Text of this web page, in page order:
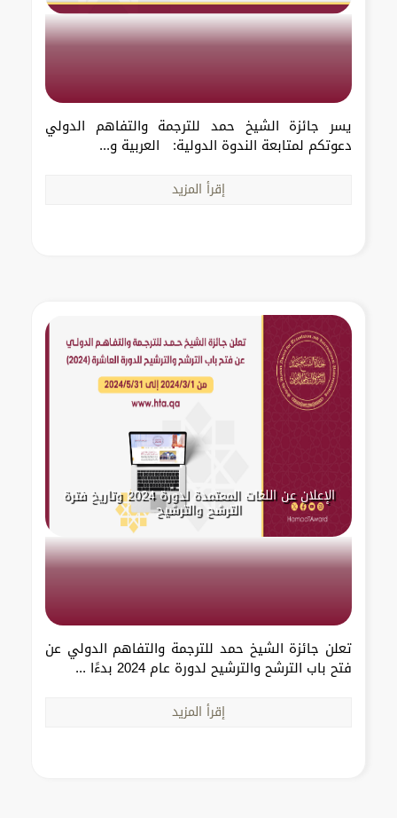
يسر جائزة الشيخ حمد للترجمة والتفاهم الدولي
دعوتكم لمتابعة الندوة الدولية: العربية و...
إقرأ المزيد
الإعلان عن اللغات المعتمدة لدورة 2024 وتاريخ فترة
الترشح والترشيح
تعلن جائزة الشيخ حمد للترجمة والتفاهم الدولي عن
فتح باب الترشح والترشيح لدورة عام 2024 بدءًا ...
إقرأ المزيد